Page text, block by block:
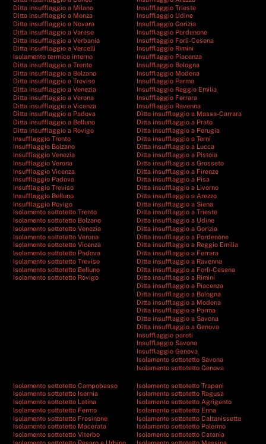
Ditta insufflaggio a Milano
Ditta insufflaggio a Monza
Ditta insufflaggio a Novara
Ditta insufflaggio a Varese
Ditta insufflaggio a Verbania
Ditta insufflaggio a Vercelli
Isolamento termico interno
Ditta insufflaggio a Trento
Ditta insufflaggio a Bolzano
Ditta insufflaggio a Treviso
Ditta insufflaggio a Venezia
Ditta insufflaggio a Verona
Ditta insufflaggio a Vicenza
Ditta insufflaggio a Padova
Ditta insufflaggio a Belluno
Ditta insufflaggio a Rovigo
Insufflaggio Trento
Insufflaggio Bolzano
Insufflaggio Venezia
Insufflaggio Verona
Insufflaggio Vicenza
Insufflaggio Padova
Insufflaggio Treviso
Insufflaggio Belluno
Insufflaggio Rovigo
Isolamento sottotetto Trento
Isolamento sottotetto Bolzano
Isolamento sottotetto Venezia
Isolamento sottotetto Verona
Isolamento sottotetto Vicenza
Isolamento sottotetto Padova
Isolamento sottotetto Treviso
Isolamento sottotetto Belluno
Isolamento sottotetto Rovigo
Insufflaggio Trieste
Insufflaggio Udine
Insufflaggio Gorizia
Insufflaggio Pordenone
Insufflaggio Forlì-Cesena
Insufflaggio Rimini
Insufflaggio Piacenza
Insufflaggio Bologna
Insufflaggio Modena
Insufflaggio Parma
Insufflaggio Reggio Emilia
Insufflaggio Ferrara
Insufflaggio Ravenna
Ditta insufflaggio a Massa-Carrara
Ditta insufflaggio a Prato
Ditta insufflaggio a Perugia
Ditta insufflaggio a Terni
Ditta insufflaggio a Lucca
Ditta insufflaggio a Pistoia
Ditta insufflaggio a Grosseto
Ditta insufflaggio a Firenze
Ditta insufflaggio a Pisa
Ditta insufflaggio a Livorno
Ditta insufflaggio a Arezzo
Ditta insufflaggio a Siena
Ditta insufflaggio a Trieste
Ditta insufflaggio a Udine
Ditta insufflaggio a Gorizia
Ditta insufflaggio a Pordenone
Ditta insufflaggio a Reggio Emilia
Ditta insufflaggio a Ferrara
Ditta insufflaggio a Ravenna
Ditta insufflaggio a Forlì-Cesena
Ditta insufflaggio a Rimini
Ditta insufflaggio a Piacenza
Ditta insufflaggio a Bologna
Ditta insufflaggio a Modena
Ditta insufflaggio a Parma
Ditta insufflaggio a Savona
Ditta insufflaggio a Genova
Insufflaggio pareti
Insufflaggio Savona
Insufflaggio Genova
Isolamento sottotetto Savona
Isolamento sottotetto Genova
Isolamento sottotetto Campobasso
Isolamento sottotetto Isernia
Isolamento sottotetto Latina
Isolamento sottotetto Fermo
Isolamento sottotetto Frosinone
Isolamento sottotetto Macerata
Isolamento sottotetto Viterbo
Isolamento sottotetto Trapani
Isolamento sottotetto Ragusa
Isolamento sottotetto Agrigento
Isolamento sottotetto Enna
Isolamento sottotetto Caltanissetta
Isolamento sottotetto Palermo
Isolamento sottotetto Catania